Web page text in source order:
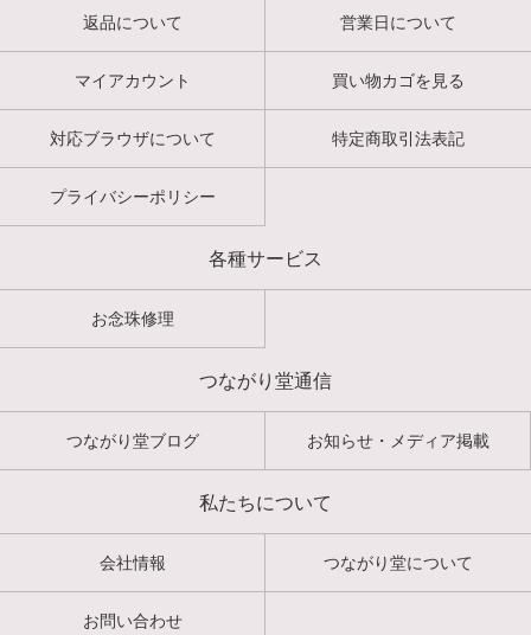
返品について 営業日について
マイアカウント 買い物カゴを見る
対応ブラウザについて 特定商取引法表記
プライバシーポリシー
各種サービス
お念珠修理
つながり堂通信
つながり堂ブログ お知らせ・メディア掲載
私たちについて
会社情報 つながり堂について
お問い合わせ